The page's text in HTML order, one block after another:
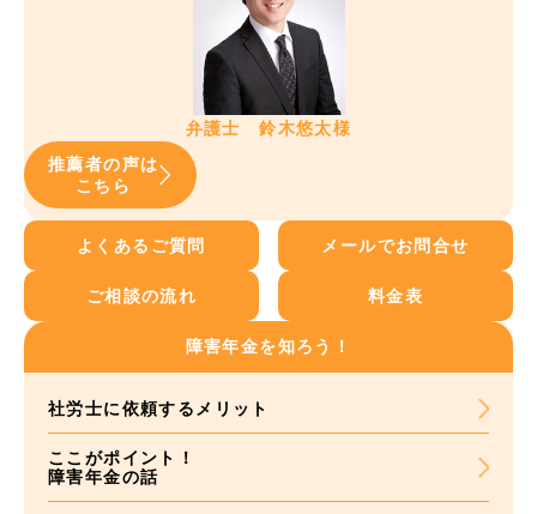
弁護士 鈴木悠太様
推薦者の声は
こちら
よくあるご質問 メールでお問合せ
ご相談の流れ 料金表
障害年金を知ろう！
社労士に依頼するメリット
ここがポイント！
障害年金の話